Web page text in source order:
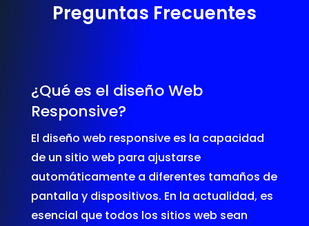
Preguntas Frecuentes
¿Qué es el diseño Web
Responsive?
El diseño web responsive es la capacidad
de un sitio web para ajustarse
automáticamente a diferentes tamaños de
pantalla y dispositivos. En la actualidad, es
esencial que todos los sitios web sean